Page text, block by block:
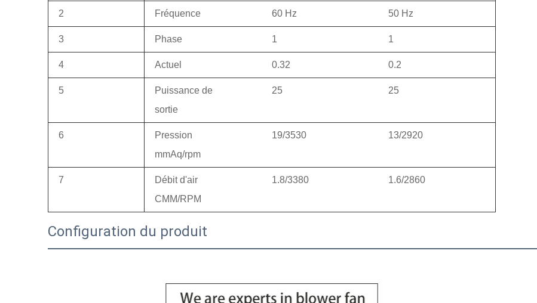
2 Fréquence 60 Hz 50 Hz
3 Phase 1 1
4 Actuel 0.32 0.2
5
Puissance de
sortie
25 25
6
Pression
mmAq/rpm
19/3530 13/2920
7
Débit d'air
CMM/RPM
1.8/3380 1.6/2860
Configuration du produit